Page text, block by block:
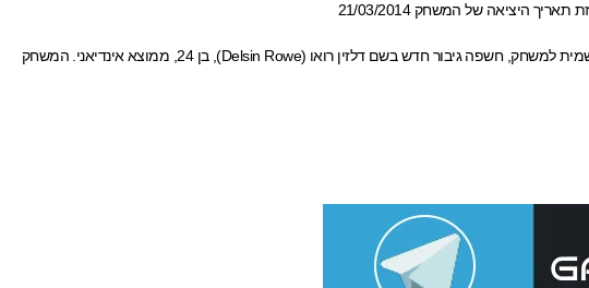
הרשמית למשחק, חשפה גיבור חדש בשם דלזין רואו (Delsin Rowe), בן 24, ממוצא אינדיאני. המשחק